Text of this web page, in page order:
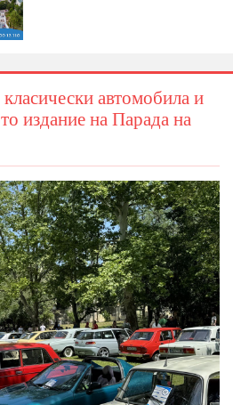
автомобила и
издание на Парада на